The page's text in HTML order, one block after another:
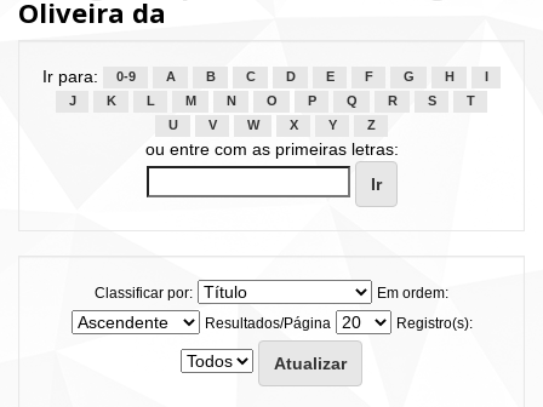
Oliveira da
Ir para: 0-9 A B C D E F G H
J
K L M N O P Q R S
T
U
V W X Y Z
ou entre com as primeiras letras:
Classificar por:
Em ordem:
Resultados/Página
Registro(s):